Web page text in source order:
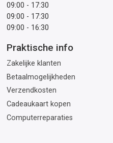
09:00 - 17:30
09:00 - 17:30
09:00 - 16:30
Praktische info
Zakelijke klanten
Betaalmogelijkheden
Verzendkosten
Cadeaukaart kopen
Computerreparaties